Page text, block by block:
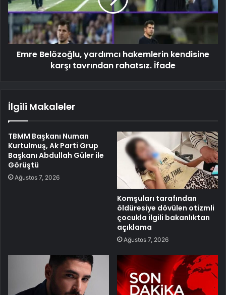
Emre Belözoğlu, yardımcı hakemlerin kendisine
karşı tavrından rahatsız. İfade
İlgili Makaleler
TBMM Başkanı Numan
Kurtulmuş, Ak Parti Grup
Başkanı Abdullah Güler ile
Görüştü
Ağustos 7, 2026
Komşuları tarafından
öldüresiye dövülen otizmli
çocukla ilgili bakanlıktan
açıklama
Ağustos 7, 2026